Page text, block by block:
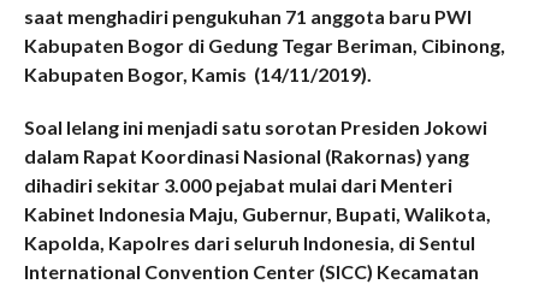
saat menghadiri pengukuhan 71 anggota baru PWI
Kabupaten Bogor di Gedung Tegar Beriman, Cibinong,
Kabupaten Bogor, Kamis (14/11/2019).
Soal lelang ini menjadi satu sorotan Presiden Jokowi
dalam Rapat Koordinasi Nasional (Rakornas) yang
dihadiri sekitar 3.000 pejabat mulai dari Menteri
Kabinet Indonesia Maju, Gubernur, Bupati, Walikota,
Kapolda, Kapolres dari seluruh Indonesia, di Sentul
International Convention Center (SICC) Kecamatan